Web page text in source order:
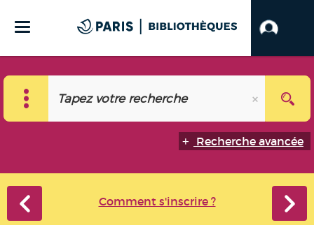
Recherche avancée
Comment s'inscrire ?